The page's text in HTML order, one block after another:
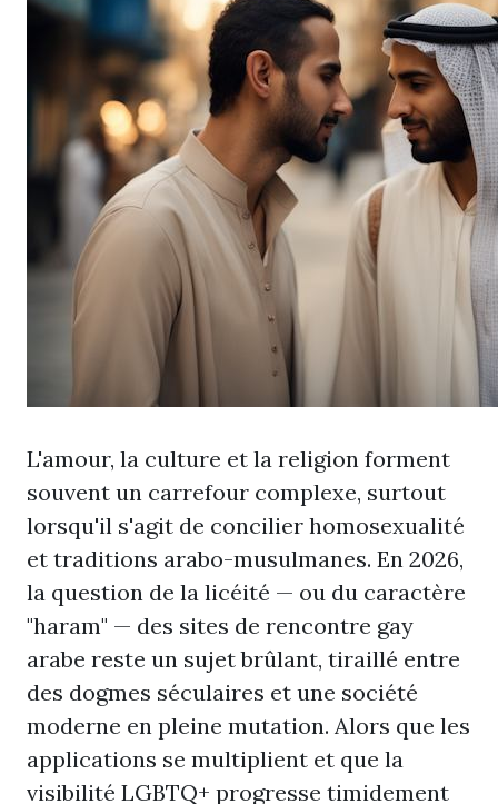
L'amour, la culture et la religion forment
souvent un carrefour complexe, surtout
lorsqu'il s'agit de concilier homosexualité
et traditions arabo-musulmanes. En 2026,
la question de la licéité — ou du caractère
"haram" — des sites de rencontre gay
arabe reste un sujet brûlant, tiraillé entre
des dogmes séculaires et une société
moderne en pleine mutation. Alors que les
applications se multiplient et que la
visibilité LGBTQ+ progresse timidement